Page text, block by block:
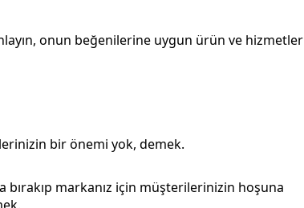
onun beğenilerine uygun ürün ve hizmetler
bir önemi yok, demek.
markanız için müşterilerinizin hoşuna